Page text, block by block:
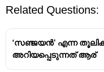
Related Questions:
‘സഞ്ജയൻ’ എന്ന
അറിയപ്പെടുന്നത് ആര്